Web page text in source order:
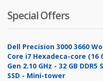
Special Offers
Dell Precision 3000 3660
Core i7 Hexadeca-core (16
Gen 2.10 GHz - 32 GB DDR5
SSD - Mini-tower